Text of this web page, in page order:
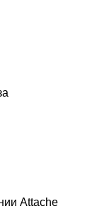
Attache